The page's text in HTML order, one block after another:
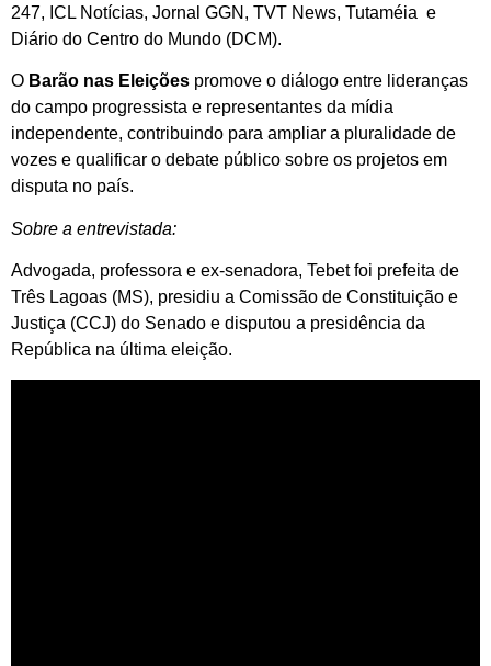
247, ICL Notícias, Jornal GGN, TVT News, Tutaméia e
Diário do Centro do Mundo (DCM).
O Barão nas Eleições promove o diálogo entre lideranças
do campo progressista e representantes da mídia
independente, contribuindo para ampliar a pluralidade de
vozes e qualificar o debate público sobre os projetos em
disputa no país.
Sobre a entrevistada:
Advogada, professora e ex-senadora, Tebet foi prefeita de
Três Lagoas (MS), presidiu a Comissão de Constituição e
Justiça (CCJ) do Senado e disputou a presidência da
República na última eleição.